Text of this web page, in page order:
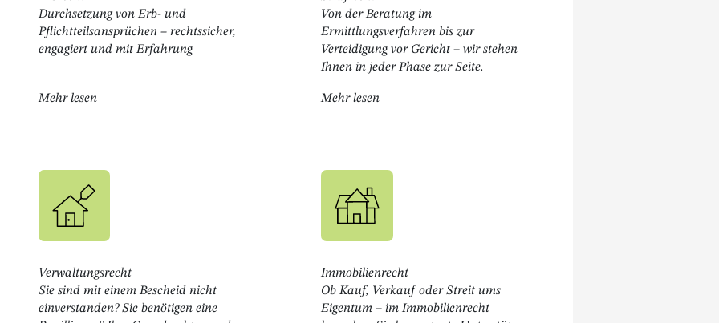
Durchsetzung von Erb- und
Pflichtteilsansprüchen – rechtssicher,
engagiert und mit Erfahrung
Mehr lesenÖffnet " Erbrecht "
Von der Beratung im
Ermittlungsverfahren bis zur
Verteidigung vor Gericht – wir stehen
Ihnen in jeder Phase zur Seite.
Mehr lesenÖffnet " Strafrecht "
Verwaltungsrecht
Sie sind mit einem Bescheid nicht
einverstanden? Sie benötigen eine
Immobilienrecht
Ob Kauf, Verkauf oder Streit ums
Eigentum – im Immobilienrecht